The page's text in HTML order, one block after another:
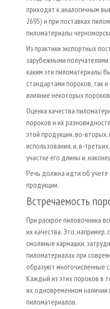
приходят к аналогичным
2695) и при поставках
пиломатериалы
Из практики экспортных
зарубежными
каким эти пиломатериалы
стандартами пороков, так
влияние некоторых
Оценка качества
пороков и их
этой продукции, во­-
использования, и, в­-
участке его длины и,
Речь должна идти об учете
продукции.
Встречаемость
При раскрое пиловочника
их качества. Это,
смоляные кармашки,
пиломатериалах при
образуют многочисленные
Каждый из этих пороков в
их одновременном наличии
пиломатериалов.